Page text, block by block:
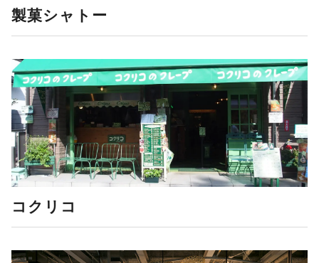
製菓シャトー
コクリコ